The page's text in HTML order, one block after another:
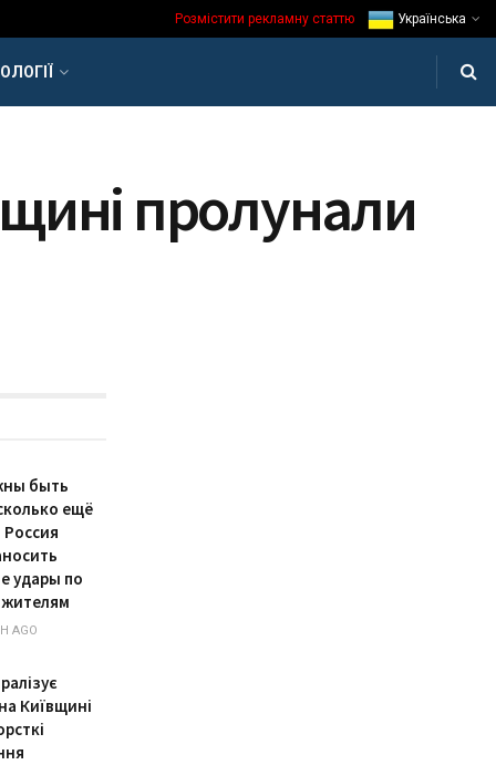
Розмістити рекламну статтю Українська
пролунали
быть
ещё
удары по
AGO
Київщині